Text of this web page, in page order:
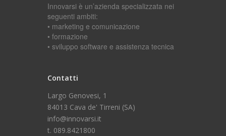
Innovarsi è un’azienda specializzata nei
seguenti ambiti:
• marketing e comunicazione
• formazione
• sviluppo software e assistenza tecnica
Contatti
Largo Genovesi, 1
84013 Cava de' Tirreni (SA)
info@innovarsi.it
t. 089.8421800